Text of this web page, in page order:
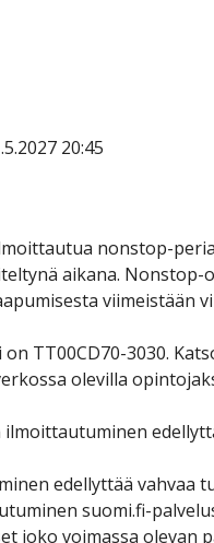
20:45
nonstop-
aikana.
viimeistään
TT00CD70-3030.
olevilla
edellyttää vahvaa
suomi.fi-
joko voimassa olevan